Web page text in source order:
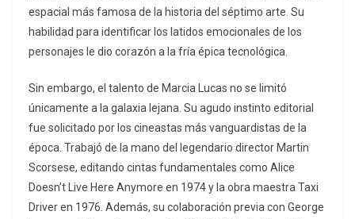
espacial más famosa de la historia del séptimo arte. Su
habilidad para identificar los latidos emocionales de los
personajes le dio corazón a la fría épica tecnológica.
Sin embargo, el talento de Marcia Lucas no se limitó
únicamente a la galaxia lejana. Su agudo instinto editorial
fue solicitado por los cineastas más vanguardistas de la
época. Trabajó de la mano del legendario director Martin
Scorsese, editando cintas fundamentales como Alice
Doesn’t Live Here Anymore en 1974 y la obra maestra Taxi
Driver en 1976. Además, su colaboración previa con George